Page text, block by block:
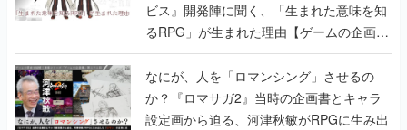
ビス』開発陣に聞く、「生まれた意味を知
るRPG」が生まれた理由【ゲームの企画
書】
なにが、人を「ロマンシング」させるの
か？『ロマサガ2』当時の企画書とキャラ
設定画から迫る、河津秋敏がRPGに生み出